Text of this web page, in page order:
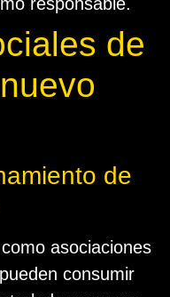
de
de
asociaciones
consumir